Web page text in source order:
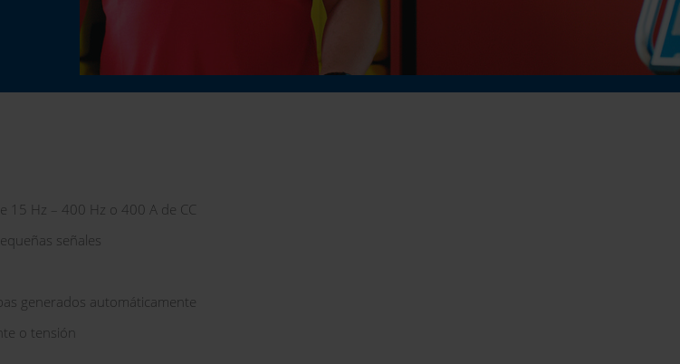
15 Hz – 400 Hz o 400 A de CC
señales
generados automáticamente
o tensión